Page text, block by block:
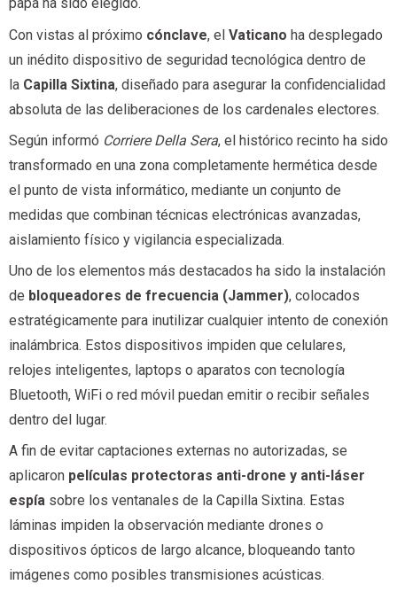
papa ha sido elegido.
Con vistas al próximo cónclave, el Vaticano ha desplegado
un inédito dispositivo de seguridad tecnológica dentro de
la Capilla Sixtina, diseñado para asegurar la confidencialidad
absoluta de las deliberaciones de los cardenales electores.
Según informó Corriere Della Sera, el histórico recinto ha sido
transformado en una zona completamente hermética desde
el punto de vista informático, mediante un conjunto de
medidas que combinan técnicas electrónicas avanzadas,
aislamiento físico y vigilancia especializada.
Uno de los elementos más destacados ha sido la instalación
de bloqueadores de frecuencia (Jammer), colocados
estratégicamente para inutilizar cualquier intento de conexión
inalámbrica. Estos dispositivos impiden que celulares,
relojes inteligentes, laptops o aparatos con tecnología
Bluetooth, WiFi o red móvil puedan emitir o recibir señales
dentro del lugar.
A fin de evitar captaciones externas no autorizadas, se
aplicaron películas protectoras anti-drone y anti-láser
espía sobre los ventanales de la Capilla Sixtina. Estas
láminas impiden la observación mediante drones o
dispositivos ópticos de largo alcance, bloqueando tanto
imágenes como posibles transmisiones acústicas.